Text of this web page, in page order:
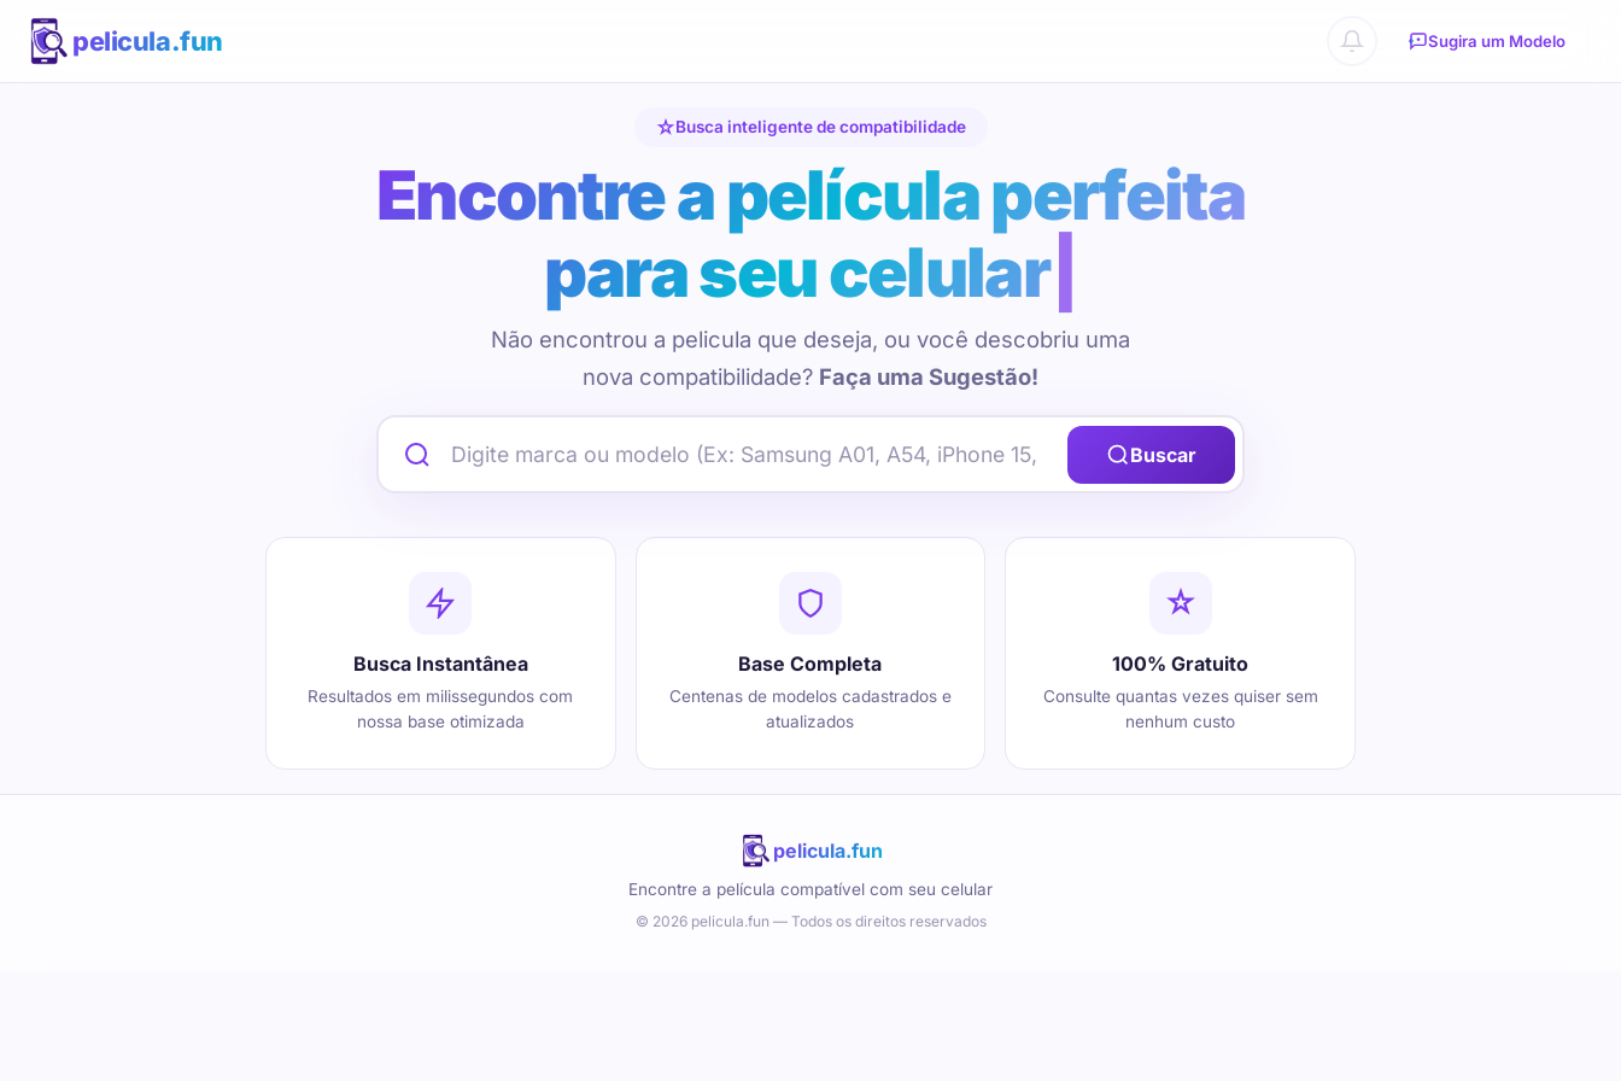
pelicula.fun Sugira um Modelo
Busca inteligente de compatibilidade
Encontre a película perfeita
para seu celular
Não encontrou a pelicula que deseja, ou você descobriu uma
nova compatibilidade? Faça uma Sugestão!
Buscar
Busca Instantânea
Resultados em milissegundos com
nossa base otimizada
Base Completa
Centenas de modelos cadastrados e
atualizados
100% Gratuito
Consulte quantas vezes quiser sem
nenhum custo
pelicula.fun
Encontre a película compatível com seu celular
© 2026 pelicula.fun — Todos os direitos reservados